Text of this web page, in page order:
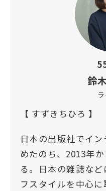
鈴
【 すずきちひろ 】
日本の出版社でイ
めたのち、2013年
る。日本の雑誌な
フスタイルを中心